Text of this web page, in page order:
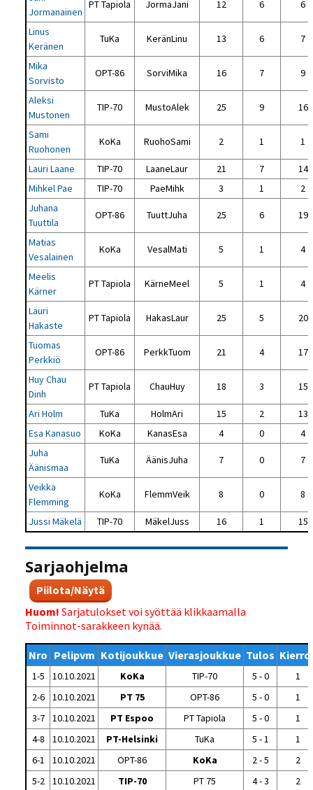
Jormanainen
PT Tapiola JormaJani 12 6 6
Linus
Keränen
TuKa KeränLinu 13 6 7
Mika
Sorvisto
OPT-86 SorviMika 16 7 9
Aleksi
Mustonen
TIP-70 MustoAlek 25 9 16
Sami
Ruohonen
KoKa RuohoSami 2 1 1
Lauri Laane TIP-70 LaaneLaur 21 7
14
Mihkel Pae
TIP-70 PaeMihk 3 1
2
Juhana
Tuuttila
OPT-86 TuuttJuha 25 6 19
Matias
Vesalainen
KoKa VesalMati 5 1 4
Meelis
Kärner
PT Tapiola KärneMeel 5 1 4
Lauri
Hakaste
PT Tapiola HakasLaur 25 5 20
Tuomas
Perkkiö
OPT-86 PerkkTuom 21 4 17
Huy Chau
Dinh
PT Tapiola ChauHuy 18 3 15
Ari Holm TuKa HolmAri 15 2
13
Esa Kanasuo
KoKa KanasEsa 4 0
4
Juha
Äänismaa
TuKa ÄänisJuha 7 0 7
Veikka
Flemming
KoKa FlemmVeik 8 0 8
Jussi Mäkelä TIP-70 MäkelJuss 16 1 15
Sarjaohjelma
Piilota/Näytä
Huom! Sarjatulokset voi syöttää klikkaamalla
Toiminnot-sarakkeen kynää.
Nro Pelipvm Kotijoukkue Vierasjoukkue Tulos
1-5 10.10.2021 KoKa TIP-70 5 - 0
1
2-6
10.10.2021 PT 75 OPT-86 5 - 0
1
3-7
10.10.2021 PT Espoo PT Tapiola 5 - 0
1
4-8
10.10.2021 PT-Helsinki TuKa 5 - 1
1
6-1
10.10.2021 OPT-86 KoKa 2 - 5
2
5-2
10.10.2021 TIP-70 PT 75 4 - 3
2